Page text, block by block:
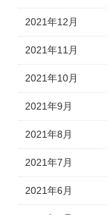
2021年12月
2021年11月
2021年10月
2021年9月
2021年8月
2021年7月
2021年6月